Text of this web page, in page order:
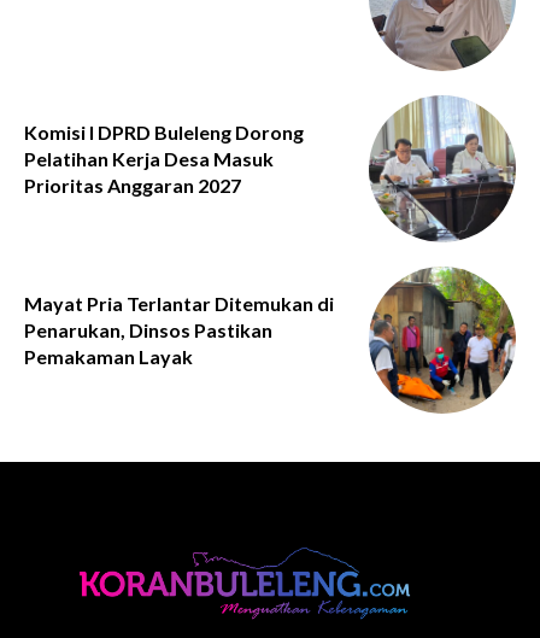
Komisi I DPRD Buleleng Dorong
Pelatihan Kerja Desa Masuk
Prioritas Anggaran 2027
Mayat Pria Terlantar Ditemukan di
Penarukan, Dinsos Pastikan
Pemakaman Layak